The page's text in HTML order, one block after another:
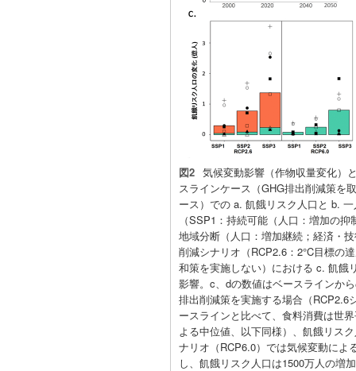
図2 気候変動影響（作物収量変化）
スラインケース（GHG排出削減策を
ース）での a. 飢餓リスク人口と b.
（SSP1：持続可能（人口：増加の
地域分断（人口：増加継続；経済・
削減シナリオ（RCP2.6：2°C目標の
和策を実施しない）における c. 飢餓
影響。c、dの数値はベースラインか
排出削減策を実施する場合（RCP2.6
ースラインと比べて、食料消費は世
よる中位値、以下同様）、飢餓リス
ナリオ（RCP6.0）では気候変動によ
し、飢餓リスク人口は1500万人の増加